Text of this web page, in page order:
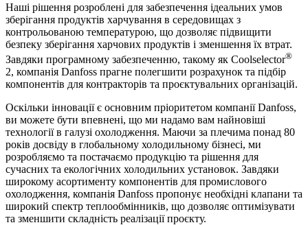
Наші рішення розроблені для забезпечення ідеальних умов
зберігання продуктів харчування в середовищах з
контрольованою температурою, що дозволяє підвищити
безпеку зберігання харчових продуктів і зменшення їх втрат.
Завдяки програмному забезпеченню, такому як Coolselector®
2, компанія Danfoss прагне полегшити розрахунок та підбір
компонентів для контракторів та проєктувальних організацій.
Оскільки інновації є основним пріоритетом компанії Danfoss,
ви можете бути впевнені, що ми надамо вам найновіші
технології в галузі охолодження. Маючи за плечима понад 80
років досвіду в глобальному холодильному бізнесі, ми
розробляємо та постачаємо продукцію та рішення для
сучасних та екологічних холодильних установок. Завдяки
широкому асортименту компонентів для промислового
охолодження, компанія Danfoss пропонує необхідні клапани та
широкий спектр теплообмінників, що дозволяє оптимізувати
та зменшити складність реалізації проєкту.